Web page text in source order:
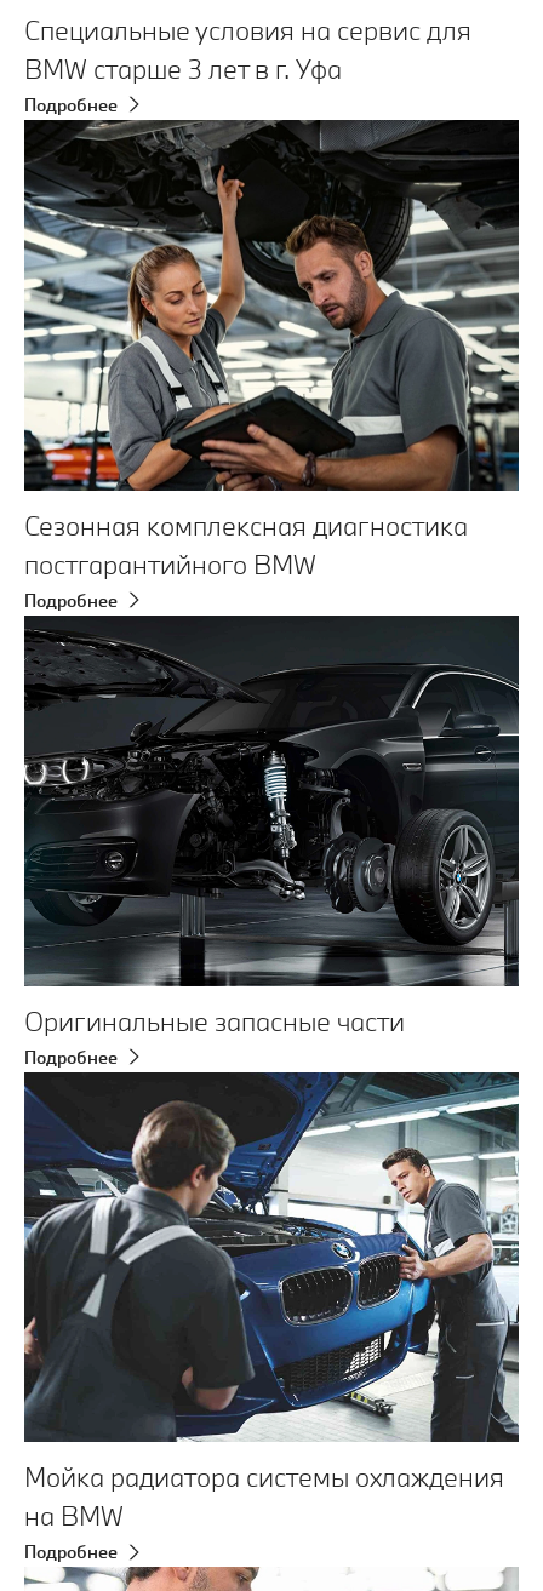
Специальные условия на сервис для
BMW старше 3 лет в г. Уфа
Подробнее
Сезонная комплексная диагностика
постгарантийного BMW
Подробнее
Оригинальные запасные части
Подробнее
Мойка радиатора системы охлаждения
на BMW
Подробнее